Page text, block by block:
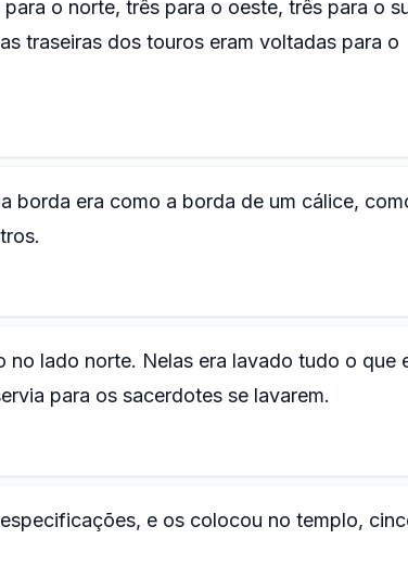
o norte, três para o oeste, três para o
traseiras dos touros eram voltadas para o
borda era como a borda de um cálice,
lado norte. Nelas era lavado tudo o que
para os sacerdotes se lavarem.
e os colocou no templo,